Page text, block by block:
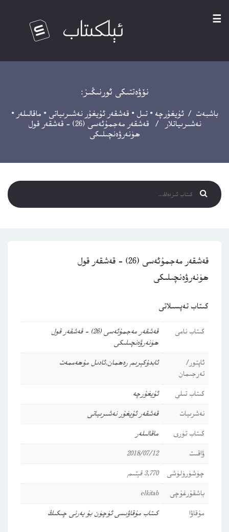
☰
نۆۋەتتىكى ئورنىڭىز:
باشبەت /ئۇيغۇرچە •تىل • قەشقەر ئۇيغۇر نەشىرىياتى • ماقالىلەر •
نەشىرىياتلار
/ قەشقەر مەجمۇئەسى (26) – قەشقەر قول
ھۈنەرۋەنچىلىكى
قەشقەر مەجمۇئەسى (26) – قەشقەر قول
ھۈنەرۋەنچىلىكى
كىتاب تەپسىلاتى
كىتاب نامى
قەشقەر مەجمۇئەسى (26) – قەشقەر قول
ھۈنەرۋەنچىلىكى
ئاپتور/
تەرجىمان
ئابدۇكېرىم رەھمان,ئادىل مۇھەممەت
كىتاب تىلى
ئۇيغۇرچە
نەشرىيات
قەشقەر ئۇيغۇر نەشىرىياتى
كىتاب تۈرى
ماقالىلەر
ۋاقىت
2018/07/12
چۈشۈرۈلۈشى
3,770 قېتىم
باشقۇرغۇچى
elkitab
مۇقاۋا
كىتاب مۇقاۋىسى ئۈچۈن بۇ يەرنى چىكىڭ